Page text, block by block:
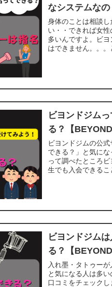
なシステムなの
身体のことは相談
い・・できれば女
多いんですよ。ビ
はできません。。。
ビヨンドジム
る？【BEYOND
ビヨンドジムの公
できる？」と気に
って調べたところ
生でも入会できるこ
ビヨンドジム
る？【BEYOND
入れ墨・タトゥー
と気になる人は多
口コミをチェック